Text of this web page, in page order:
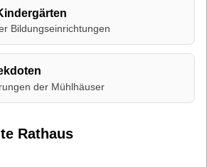
Bildungseinrichtungen
der Mühlhäuser
Rathaus